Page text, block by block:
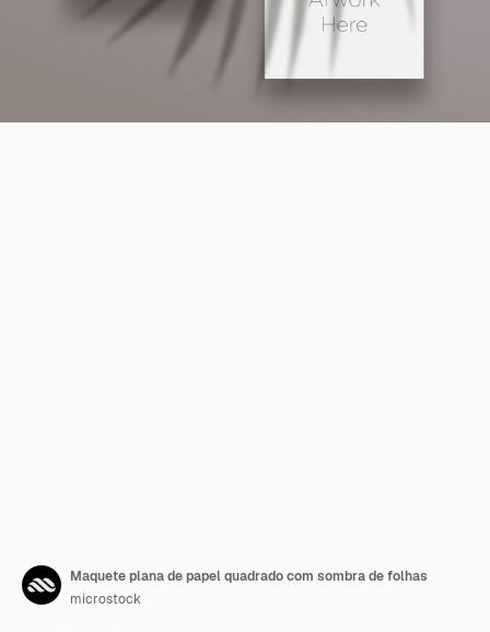
Maquete plana de papel quadrado com sombra de folhas
microstock